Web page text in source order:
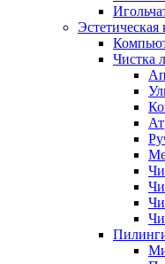
Эстетическая
Чистка